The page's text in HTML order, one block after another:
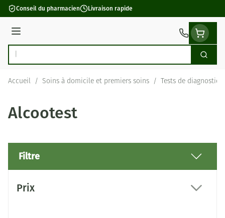
Aller au contenu
Conseil du pharmacien Livraison rapide
Menu
Rechercher
Accueil / Soins à domicile et premiers soins / Tests de diagnostic
Alcootest
Filtre
Prix